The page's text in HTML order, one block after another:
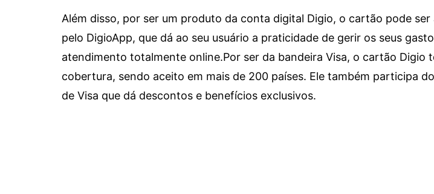
Além disso, por ser um produto da conta digital Digio, o cartão pode ser
pelo DigioApp, que dá ao seu usuário a praticidade de gerir os seus
atendimento totalmente online.Por ser da bandeira Visa, o cartão Digio
cobertura, sendo aceito em mais de 200 países. Ele também participa
de Visa que dá descontos e benefícios exclusivos.